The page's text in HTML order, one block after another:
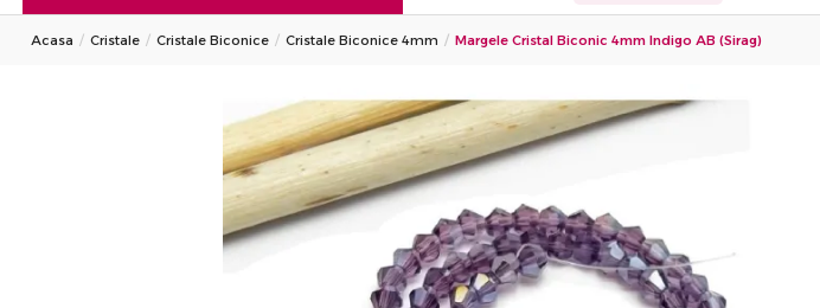
Acasa Cristale Cristale Biconice Cristale Biconice 4mm Margele Cristal Biconic 4mm Indigo AB (sirag)